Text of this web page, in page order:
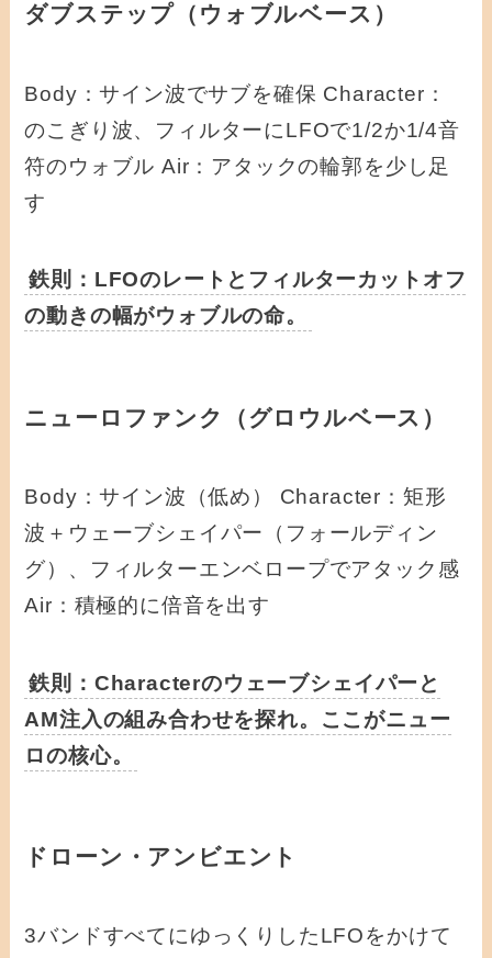
ダブステップ（ウォブルベース）
Body：サイン波でサブを確保 Character：
のこぎり波、フィルターにLFOで1/2か1/4音
符のウォブル Air：アタックの輪郭を少し足
す
鉄則：LFOのレートとフィルターカットオフ
の動きの幅がウォブルの命。
ニューロファンク（グロウルベース）
Body：サイン波（低め） Character：矩形
波＋ウェーブシェイパー（フォールディン
グ）、フィルターエンベロープでアタック感
Air：積極的に倍音を出す
鉄則：Characterのウェーブシェイパーと
AM注入の組み合わせを探れ。ここがニュー
ロの核心。
ドローン・アンビエント
3バンドすべてにゆっくりしたLFOをかけて